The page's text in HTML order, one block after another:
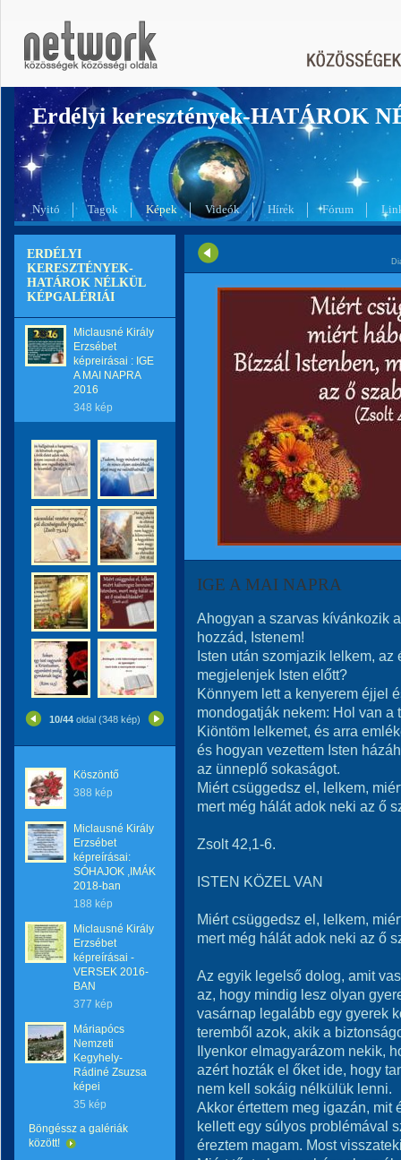
Erdélyi keresztények-HATÁROK
Nyitó Tagok Képek Videók Hírek Fórum
ERDÉLYI
KERESZTÉNYEK-
HATÁROK NÉLKÜL
KÉPGALÉRIÁI
Miclausné Király
Erzsébet
képreirásai : IGE
A MAI NAPRA
2016
348 kép
10/44 oldal (348 kép)
Köszöntő
388 kép
Miclausné Király
Erzsébet
képreírásai:
SÓHAJOK ,IMÁK
2018-ban
188 kép
Miclausné Király
Erzsébet
képreírásai -
VERSEK 2016-
BAN
377 kép
Máriapócs
Nemzeti
Kegyhely-
Rádiné Zsuzsa
képei
35 kép
Böngéssz a galériák
között!
IGE A MAI NAPRA
Ahogyan a szarvas kívánkozik
hozzád, Istenem!
Isten után szomjazik lelkem, az
megjelenjek Isten előtt?
Könnyem lett a kenyerem éjjel
mondogatják nekem: Hol van a
Kiöntöm lelkemet, és arra
és hogyan vezettem Isten
az ünneplő sokaságot.
Miért csüggedsz el, lelkem,
mert még hálát adok neki az ő
Zsolt 42,1-6.
ISTEN KÖZEL VAN
Miért csüggedsz el, lelkem,
mert még hálát adok neki az ő
Az egyik legelső dolog, amit
az, hogy mindig lesz olyan
vasárnap legalább egy gyerek
teremből azok, akik a
Ilyenkor elmagyarázom nekik,
azért hozták el őket ide, hogy
nem kell sokáig nélkülük lenni.
Akkor értettem meg igazán, mit
kellett egy súlyos problémával
éreztem magam. Most